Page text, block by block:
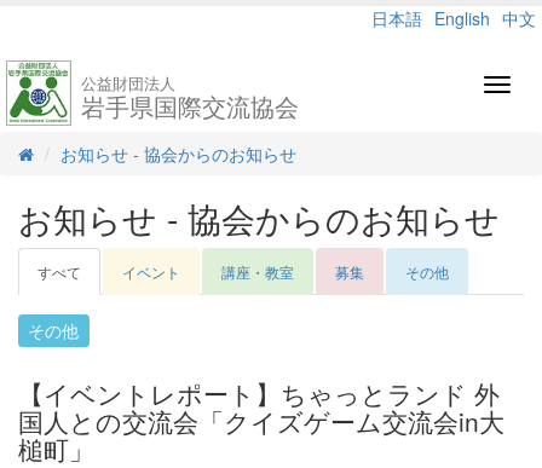
日本語 English 中文
公益財団法人
岩手県国際交流協会
お知らせ - 協会からのお知らせ
お知らせ - 協会からのお知らせ
すべて イベント 講座・教室 募集 その他
その他
【イベントレポート】ちゃっとランド 外
国人との交流会「クイズゲーム交流会in大
槌町」